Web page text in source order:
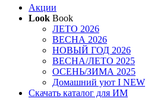
Акции
Look Book
ЛЕТО 2026
ВЕСНА 2026
НОВЫЙ ГОД 2026
ВЕСНА/ЛЕТО 2025
ОСЕНЬ/ЗИМА 2025
Домашний уют I NEW
Скачать каталог для ИМ